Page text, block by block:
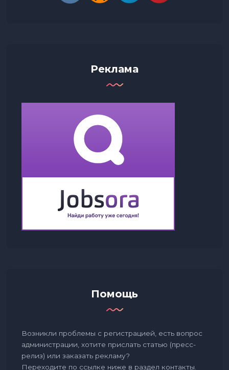
Реклама
Помощь
Возникли проблемы с регистрацией, есть вопрос
администрации, хотите прислать статью (пресс-
релиз) или заказать рекламу?
Переходите по ссылке ниже в раздел контакты.